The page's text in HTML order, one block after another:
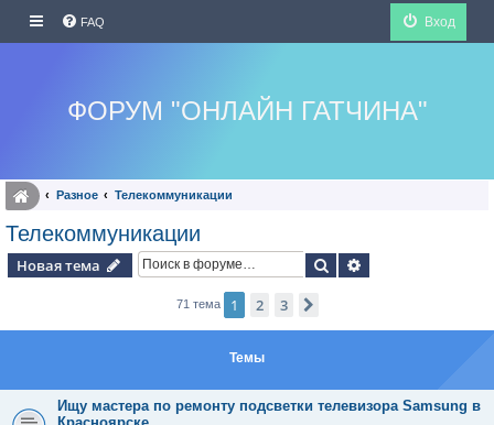
FAQ Вход
ФОРУМ "ОНЛАЙН ГАТЧИНА"
Разное Телекоммуникации
Телекоммуникации
Новая тема Поиск
71 тема 1 2 3
Темы
Ищу мастера по ремонту подсветки телевизора Samsung в